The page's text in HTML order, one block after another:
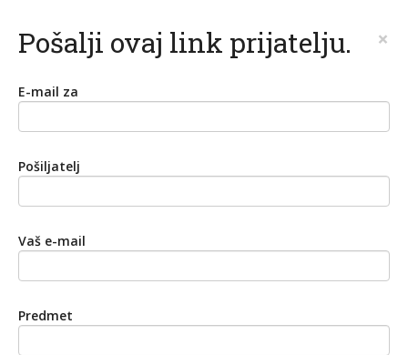
Pošalji ovaj link prijatelju. ×
E-mail za
Pošiljatelj
Vaš e-mail
Predmet